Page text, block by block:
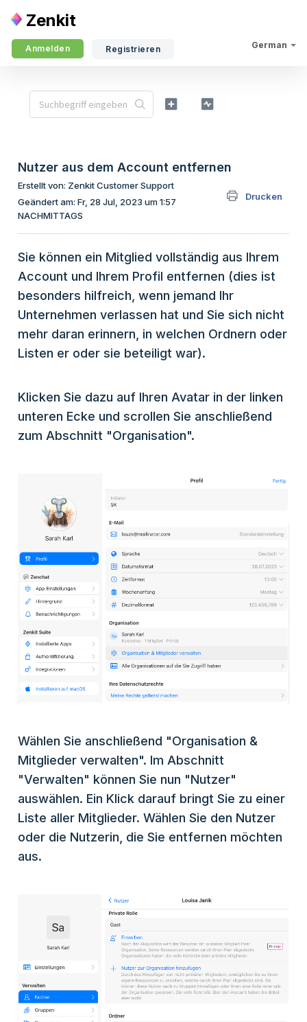
Zenkit
German
Anmelden Registrieren
Nutzer aus dem Account entfernen
Drucken
Erstellt von: Zenkit Customer Support
Geändert am: Fr, 28 Jul, 2023 um 1:57
NACHMITTAGS
Sie können ein Mitglied vollständig aus Ihrem
Account und Ihrem Profil entfernen (dies ist
besonders hilfreich, wenn jemand Ihr
Unternehmen verlassen hat und Sie sich nicht
mehr daran erinnern, in welchen Ordnern oder
Listen er oder sie beteiligt war).
Klicken Sie dazu auf Ihren Avatar in der linken
unteren Ecke und scrollen Sie anschließend
zum Abschnitt "Organisation".
Wählen Sie anschließend "Organisation &
Mitglieder verwalten". Im Abschnitt
"Verwalten" können Sie nun "Nutzer"
auswählen. Ein Klick darauf bringt Sie zu einer
Liste aller Mitglieder. Wählen Sie den Nutzer
oder die Nutzerin, die Sie entfernen möchten
aus.